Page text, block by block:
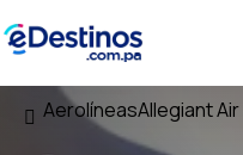
AerolíneasAllegiant Air